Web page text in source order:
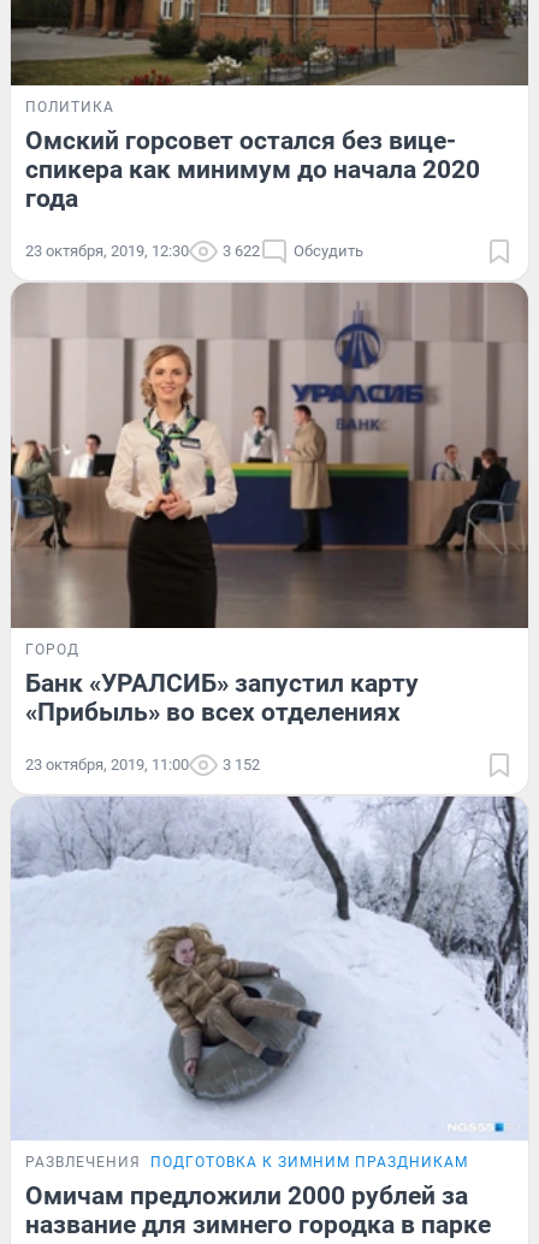
ПОЛИТИКА
Омский горсовет остался без вице-
спикера как минимум до начала 2020
года
23 октября, 2019, 12:30 3 622 Обсудить
ГОРОД
Банк «УРАЛСИБ» запустил карту
«Прибыль» во всех отделениях
23 октября, 2019, 11:00 3 152
РАЗВЛЕЧЕНИЯ ПОДГОТОВКА К ЗИМНИМ ПРАЗДНИКАМ
Омичам предложили 2000 рублей за
название для зимнего городка в парке